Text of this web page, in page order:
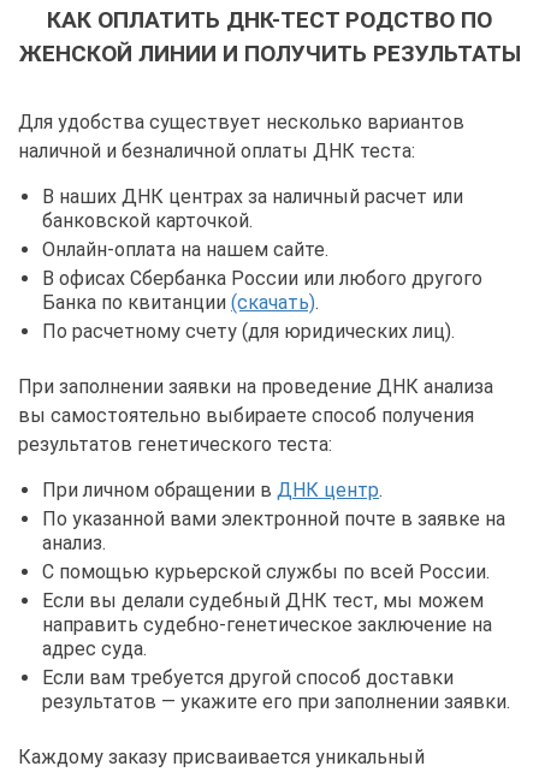
КАК ОПЛАТИТЬ ДНК-ТЕСТ РОДСТВО ПО
ЖЕНСКОЙ ЛИНИИ И ПОЛУЧИТЬ РЕЗУЛЬТАТЫ
Для удобства существует несколько вариантов
наличной и безналичной оплаты ДНК теста:
В наших ДНК центрах за наличный расчет или
банковской карточкой.
Онлайн-оплата на нашем сайте.
В офисах Сбербанка России или любого другого
Банка по квитанции (скачать).
По расчетному счету (для юридических лиц).
При заполнении заявки на проведение ДНК анализа
вы самостоятельно выбираете способ получения
результатов генетического теста:
При личном обращении в ДНК центр.
По указанной вами электронной почте в заявке на
анализ.
С помощью курьерской службы по всей России.
Если вы делали судебный ДНК тест, мы можем
направить судебно-генетическое заключение на
адрес суда.
Если вам требуется другой способ доставки
результатов — укажите его при заполнении заявки.
Каждому заказу присваивается уникальный